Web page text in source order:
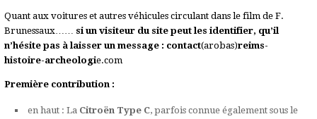
Quant aux voitures et autres véhicules circulant dans le film de F.
Brunessaux……si un visiteur du site peut les identifier, qu’il
n’hésite pas à laisser un message : contact(arobas)reims-
histoire-archeologie.com
Première contribution :
en haut : La Citroën Type C, parfois connue également sous le